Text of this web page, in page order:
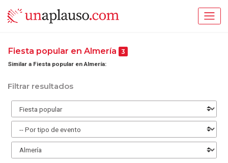
Fiesta popular en Almería 3
Similar a Fiesta popular en Almería:
Filtrar resultados